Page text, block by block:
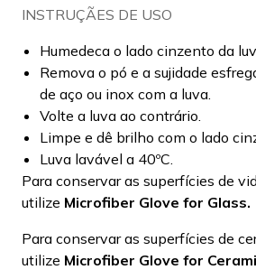
INSTRUÇÃES DE USO
Humedeca o lado cinzento da
Remova o pó e a sujidade
de aço ou inox com a luva.
Volte a luva ao contrário.
Limpe e dê brilho com o lado
Luva lavável a 40ºC.
Para conservar as superfícies de
utilize Microfiber Glove for Glass.
Para conservar as superfícies de
utilize Microfiber Glove for